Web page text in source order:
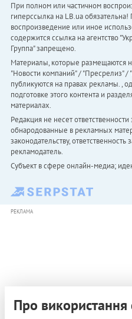
При полном или частичном
гиперссылка на LB.ua
воспроизведение или иное
содержится ссылка на агентство
Группа" запрещено.
Материалы, которые размещаются
"Новости компаний" / "Пресрелиз" /
публикуются на правах рекламы. ,
подготовке этого контента и
материалах.
Редакция не несет
обнародованные в рекламных
законодательству,
рекламодатель.
Субъект в сфере онлайн-медиа;
РЕКЛАМА
Про використання